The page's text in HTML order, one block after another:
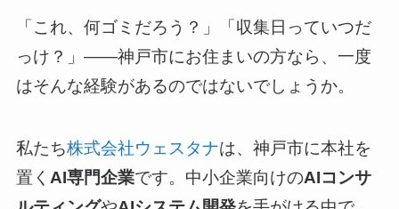
「これ、何ゴミだろう？」「収集日っていつだ
っけ？」――神戸市にお住まいの方なら、一度
はそんな経験があるのではないでしょうか。
私たち株式会社ウェスタナは、神戸市に本社を
置く AI専門企業です。中小企業向けのAIコンサ